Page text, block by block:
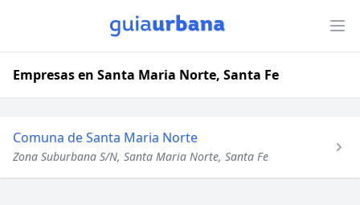
Empresas en Santa Maria Norte, Santa Fe
Comuna de Santa Maria Norte
Zona Suburbana S/N, Santa Maria Norte, Santa Fe